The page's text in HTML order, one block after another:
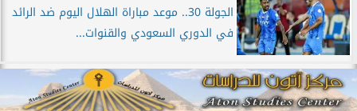
الجولة 30.. موعد مباراة الهلال اليوم ضد الرائد
في الدوري السعودي والقنوات...